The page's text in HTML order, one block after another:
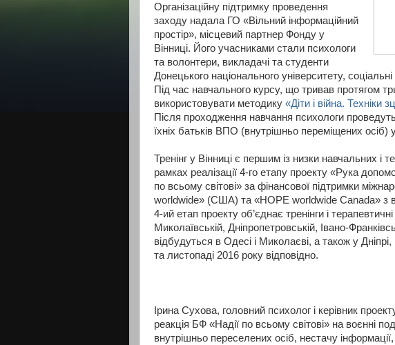
Організаційну підтримку проведення
заходу надала ГО «Вільний інформаційний
простір», місцевий партнер Фонду у
Вінниці. Його учасниками стали психологи
та волонтери, викладачі та студенти
Донецького національного університету,
Під час навчального курсу, що тривав протягом
використовувати методику «Діти і війна. Техніки
Після проходження навчання психологи
їхніх батьків ВПО (внутрішньо переміщених осіб)
Тренінг у Вінниці є першим із низки навчальних і
рамках реалізації 4-го етапу проекту «Рука
по всьому світові» за фінансової підтримки
worldwide» (США) та «HOPE worldwide Canada» з
4-ий етап проекту об’єднає тренінги і
Миколаївській, Дніпропетровській, Івано-
відбудуться в Одесі і Миколаєві, а також у
та листопаді 2016 року відповідно.
Ірина Сухова, головний психолог і керівник
реакція БФ «Надії по всьому світові» на воєнні
внутрішньо переселених осіб, нестачу інформації,